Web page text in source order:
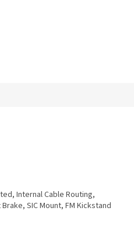
Internal Cable Routing,
SIC Mount, FM Kickstand